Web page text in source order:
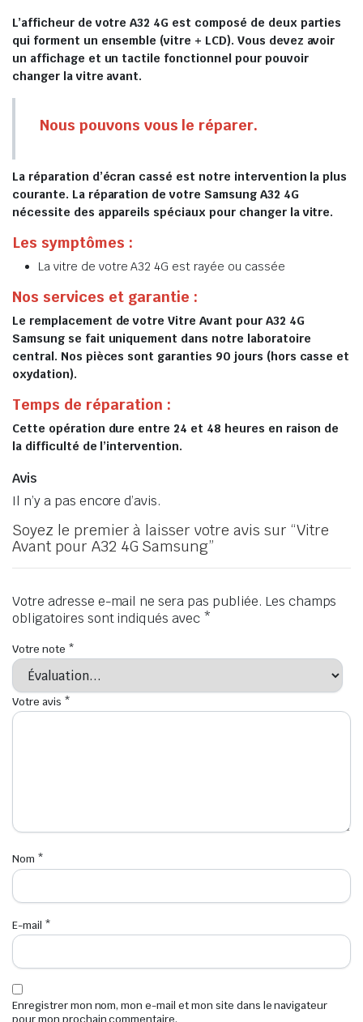
L’afficheur de votre A32 4G est composé de deux parties
qui forment un ensemble (vitre + LCD). Vous devez avoir
un affichage et un tactile fonctionnel pour pouvoir
changer la vitre avant.
Nous pouvons vous le réparer.
La réparation d’écran cassé est notre intervention la plus
courante. La réparation de votre Samsung A32 4G
nécessite des appareils spéciaux pour changer la vitre.
Les symptômes :
La vitre de votre A32 4G est rayée ou cassée
Nos services et garantie :
Le remplacement de votre Vitre Avant pour A32 4G
Samsung se fait uniquement dans notre laboratoire
central. Nos pièces sont garanties 90 jours (hors casse et
oxydation).
Temps de réparation :
Cette opération dure entre 24 et 48 heures en raison de
la difficulté de l’intervention.
Avis
Il n’y a pas encore d’avis.
Soyez le premier à laisser votre avis sur “Vitre
Avant pour A32 4G Samsung”
Votre adresse e-mail ne sera pas publiée. Les champs
obligatoires sont indiqués avec *
Votre note *
Votre avis *
Nom *
E-mail *
Enregistrer mon nom, mon e-mail et mon site dans le navigateur
pour mon prochain commentaire.